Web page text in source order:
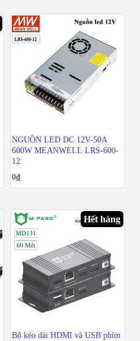
NGUỒN LED DC 12V-50A
600W MEANWELL LRS-600-
12
0₫
Hết hàng
Bộ kéo dài HDMI và USB phím